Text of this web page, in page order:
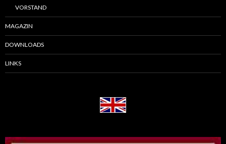
VORSTAND
MAGAZIN
DOWNLOADS
LINKS